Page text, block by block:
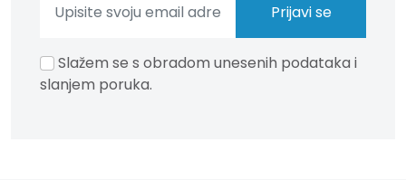
Slažem se s obradom unesenih podataka i
slanjem poruka.